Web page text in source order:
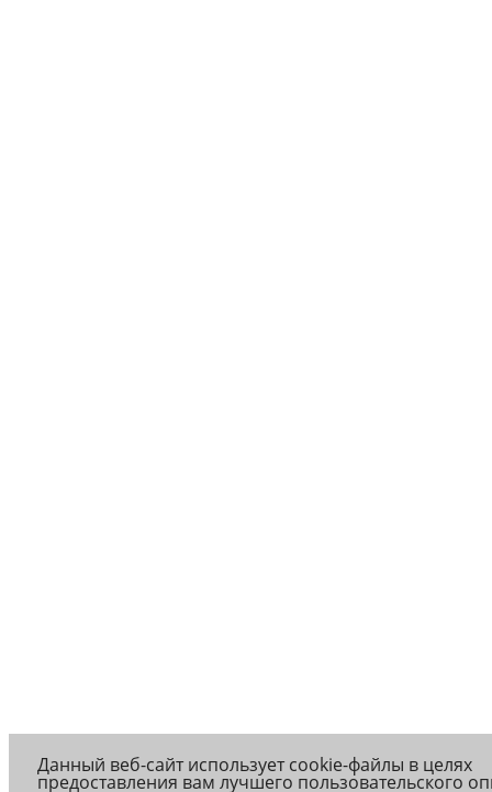
Данный веб-сайт использует cookie-файлы в целях
предоставления вам лучшего пользовательского